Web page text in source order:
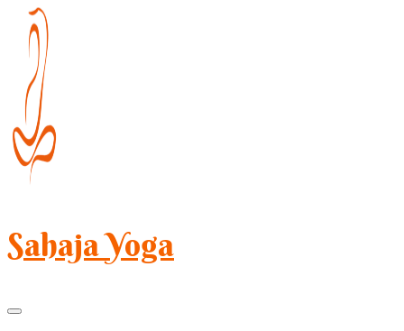
Salta
contenuto
(premi
Invio)
Sahaja Yoga